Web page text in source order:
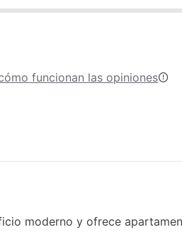
funcionan las opiniones
moderno y ofrece